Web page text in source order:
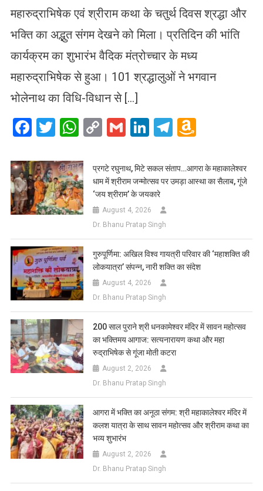
महारुद्राभिषेक एवं श्रीराम कथा के चतुर्थ दिवस श्रद्धा और
भक्ति का अद्भुत संगम देखने को मिला। प्रतिदिन की भांति
कार्यक्रम का शुभारंभ वैदिक मंत्रोच्चार के मध्य
महारुद्राभिषेक से हुआ। 101 श्रद्धालुओं ने भगवान
भोलेनाथ का विधि-विधान से […]
Facebook
Twitter
WhatsApp
CopyGmailLinkedIn
Telegram
List
प्रगटे रघुनाथ, मिटे सकल संताप…आगरा के महाकालेश्वर
धाम में श्रीराम जन्मोत्सव पर उमड़ा आस्था का सैलाब, गूंजे
‘जय श्रीराम’ के जयकारे
August 4, 2026
Dr. Bhanu Pratap Singh
गुरुपूर्णिमा: अखिल विश्व गायत्री परिवार की ‘महाशक्ति की
लोकयात्रा’ संपन्न, नारी शक्ति का संदेश
August 4, 2026
Dr. Bhanu Pratap Singh
200 साल पुराने श्री धनकामेश्वर मंदिर में सावन महोत्सव
का भक्तिमय आगाज: सत्यनारायण कथा और महा
रुद्राभिषेक से गूंजा मोती कटरा
August 2, 2026
Dr. Bhanu Pratap Singh
आगरा में भक्ति का अनूठा संगम: श्री महाकालेश्वर मंदिर में
कलश यात्रा के साथ सावन महोत्सव और श्रीराम कथा का
भव्य शुभारंभ
August 2, 2026
Dr. Bhanu Pratap Singh